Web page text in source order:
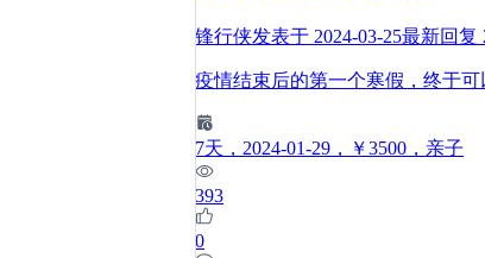
锋行侠发表于 2024-03-25最新回复
疫情结束后的第一个寒假，终于
7天 ，2024-01-29 ，￥3500 ，亲子
393
0